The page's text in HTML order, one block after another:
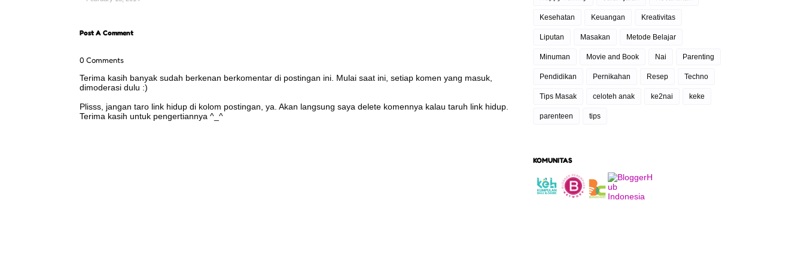
Post A Comment
0 Comments
Terima kasih banyak sudah berkenan berkomentar di postingan ini. Mulai saat ini, setiap komen yang masuk,
dimoderasi dulu :)
Plisss, jangan taro link hidup di kolom postingan, ya. Akan langsung saya delete komennya kalau taruh link hidup.
Terima kasih untuk pengertiannya ^_^
Kesehatan Keuangan Kreativitas
Liputan Masakan Metode Belajar
Minuman Movie and Book Nai Parenting
Pendidikan Pernikahan Resep Techno
Tips Masak celoteh anak ke2nai keke
parenteen tips
KOMUNITAS